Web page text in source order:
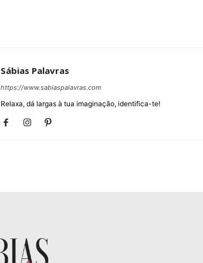
Sábias Palavras
https://www.sabiaspalavras.com
Relaxa, dá largas à tua imaginação, identifica-te!